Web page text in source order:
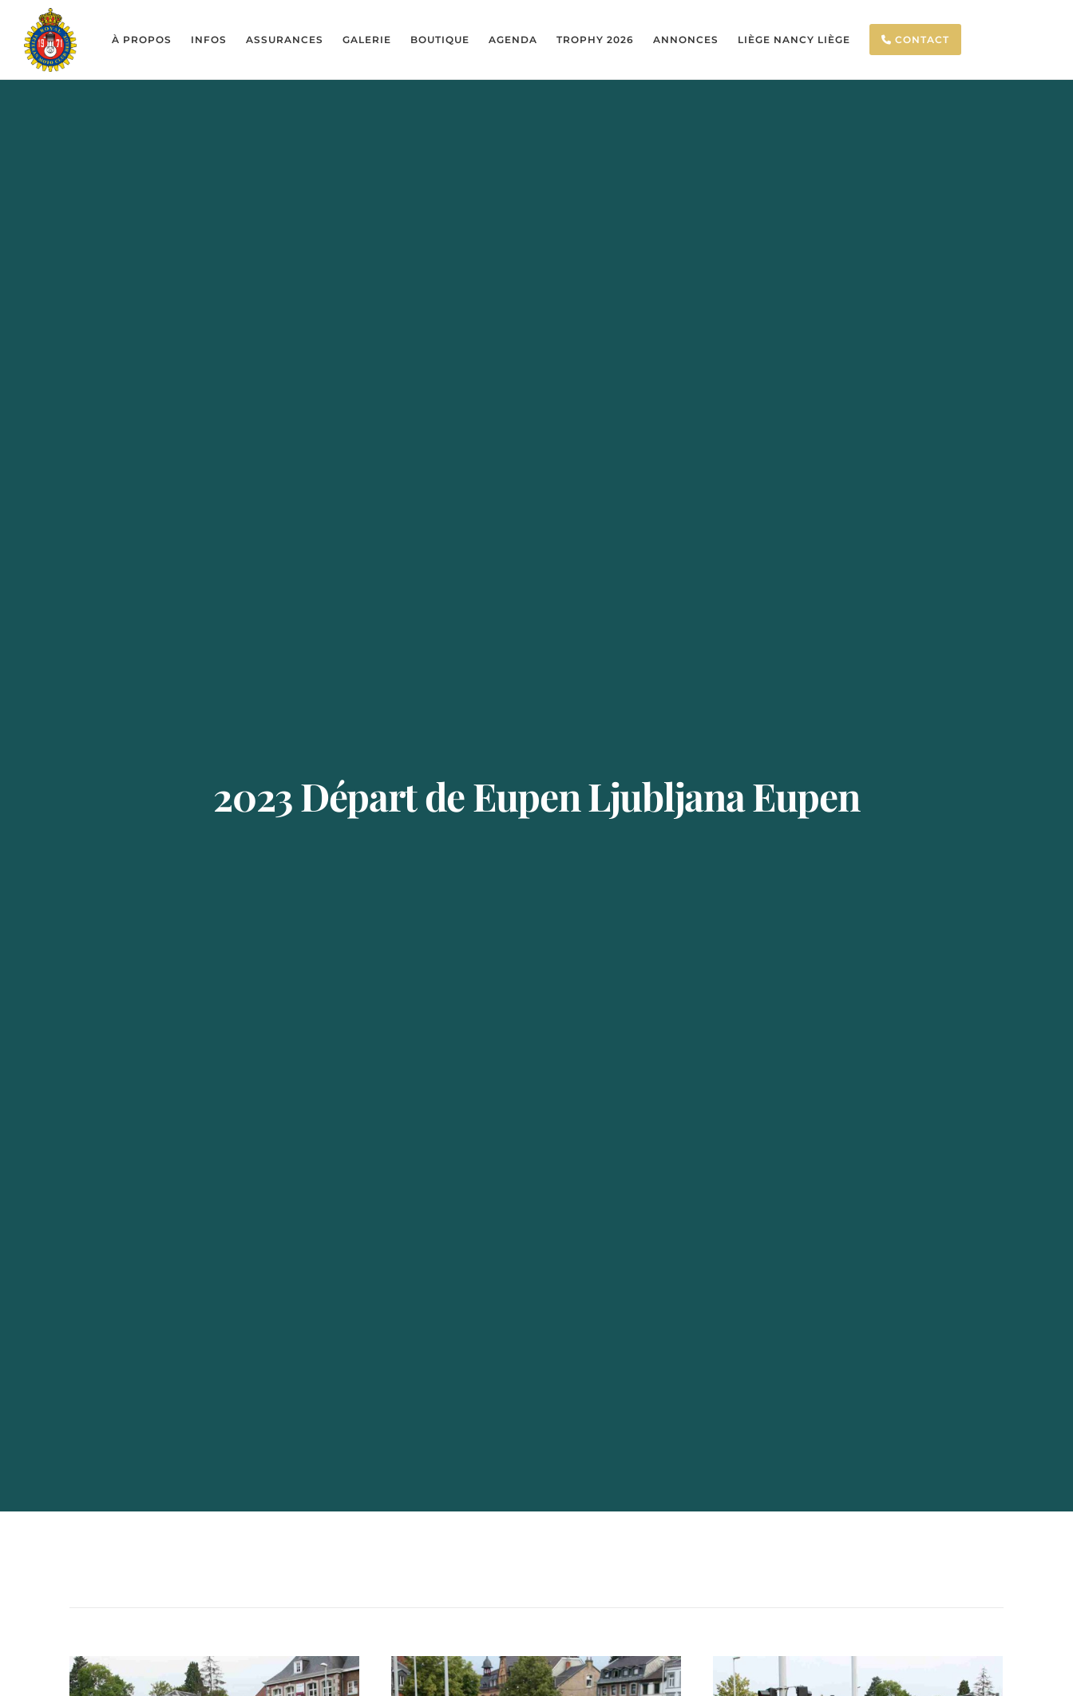
À PROPOS INFOS ASSURANCES GALERIE BOUTIQUE AGENDA TROPHY 2026 ANNONCES LIÈGE NANCY LIÈGE CONTACT
2023 Départ de Eupen Ljubljana Eupen